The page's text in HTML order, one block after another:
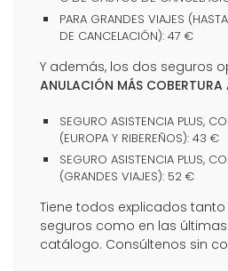
PARA GRANDES VIAJES
DE CANCELACIÓN): 47 €
Y además, los dos seguros
ANULACIÓN MÁS COBERTURA
SEGURO ASISTENCIA PLUS,
(EUROPA Y RIBEREÑOS): 43 €
SEGURO ASISTENCIA PLUS,
(GRANDES VIAJES): 52 €
Tiene todos explicados
seguros como en las
catálogo. Consúltenos sin